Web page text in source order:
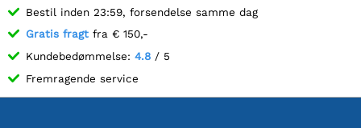
Bestil inden 23:59, forsendelse samme dag
Gratis fragt fra € 150,-
Kundebedømmelse: 4.8 / 5
Fremragende service